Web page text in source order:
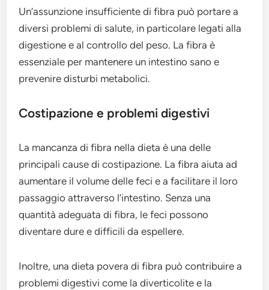
Un’assunzione insufficiente di fibra può portare a
diversi problemi di salute, in particolare legati alla
digestione e al controllo del peso. La fibra è
essenziale per mantenere un intestino sano e
prevenire disturbi metabolici.
Costipazione e problemi digestivi
La mancanza di fibra nella dieta è una delle
principali cause di costipazione. La fibra aiuta ad
aumentare il volume delle feci e a facilitare il loro
passaggio attraverso l’intestino. Senza una
quantità adeguata di fibra, le feci possono
diventare dure e difficili da espellere.
Inoltre, una dieta povera di fibra può contribuire a
problemi digestivi come la diverticolite e la